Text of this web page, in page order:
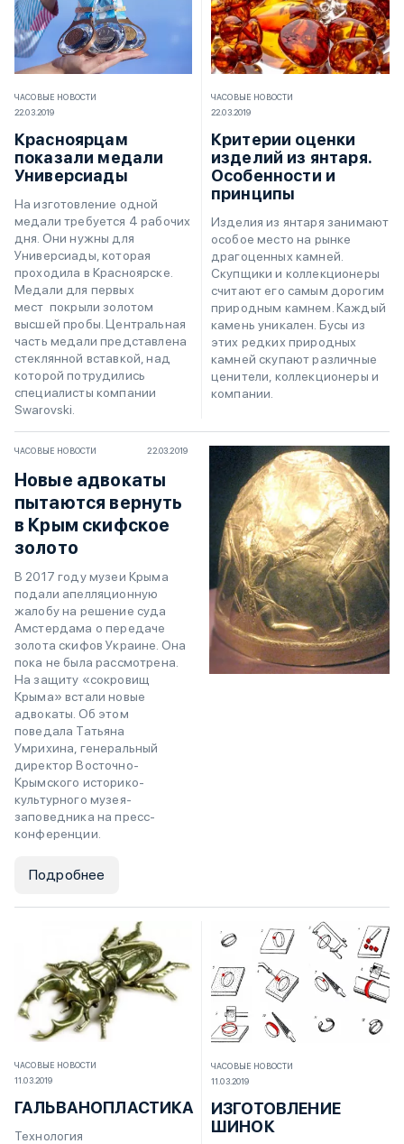
ЧАСОВЫЕ НОВОСТИ
22.03.2019
Красноярцам
показали медали
Универсиады
На изготовление одной
медали требуется 4 рабочих
дня. Они нужны для
Универсиады, которая
проходила в Красноярске.
Медали для первых
мест покрыли золотом
высшей пробы. Центральная
часть медали представлена
стеклянной вставкой, над
которой потрудились
специалисты компании
Swarovski.
ЧАСОВЫЕ НОВОСТИ
22.03.2019
Критерии оценки
изделий из янтаря.
Особенности и
принципы
Изделия из янтаря занимают
особое место на рынке
драгоценных камней.
Скупщики и коллекционеры
считают его самым дорогим
природным камнем. Каждый
камень уникален. Бусы из
этих редких природных
камней скупают различные
ценители, коллекционеры и
компании.
ЧАСОВЫЕ НОВОСТИ 22.03.2019
Новые адвокаты
пытаются вернуть
в Крым скифское
золото
В 2017 году музеи Крыма
подали апелляционную
жалобу на решение суда
Амстердама о передаче
золота скифов Украине. Она
пока не была рассмотрена.
На защиту «сокровищ
Крыма» встали новые
адвокаты. Об этом
поведала Татьяна
Умрихина, генеральный
директор Восточно-
Крымского историко-
культурного музея-
заповедника на пресс-
конференции.
Подробнее
ЧАСОВЫЕ НОВОСТИ
11.03.2019
ГАЛЬВАНОПЛАСТИКА
Технология
ЧАСОВЫЕ НОВОСТИ
11.03.2019
ИЗГОТОВЛЕНИЕ
ШИНОК